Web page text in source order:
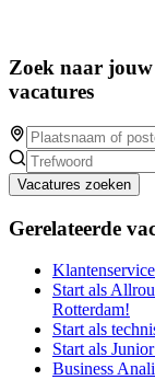
Zoek naar jouw
vacatures
Vacatures zoeken
Gerelateerde
Start als
Rotterdam!
Start als
Start als
Business